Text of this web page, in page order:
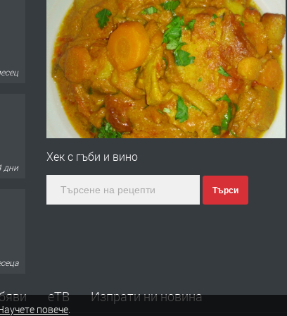
дни
Хек с гъби и вино
Търси
еТВ Изпрати ни новина
повече.